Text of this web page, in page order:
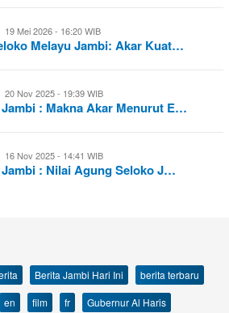
19 Mei 2026 - 16:20 WIB
Melayu Jambi: Akar Kuat…
20 Nov 2025 - 19:39 WIB
: Makna Akar Menurut E…
16 Nov 2025 - 14:41 WIB
: Nilai Agung Seloko J…
Berita Jambi Hari Ini
berita terbaru
en film fr
Gubernur Al Haris